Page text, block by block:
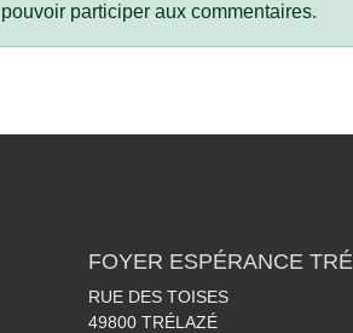
participer aux commentaires.
FOYER ESPÉRANCE
RUE DES TOISES
49800 TRÉLAZÉ